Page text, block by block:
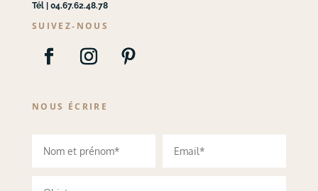
Tél | 04.67.62.48.78
SUIVEZ-NOUS
NOUS ÉCRIRE